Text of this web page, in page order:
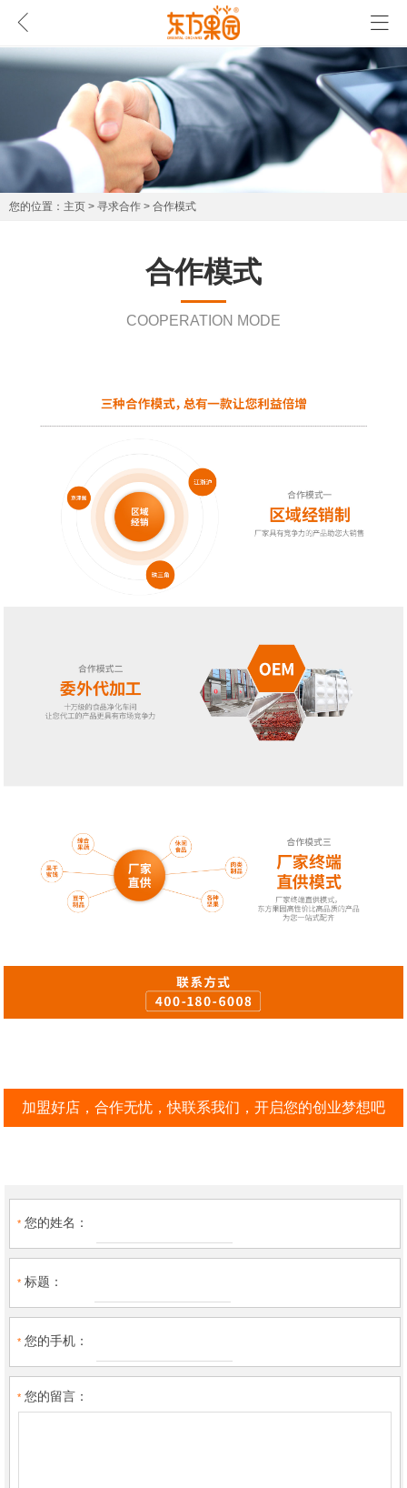

关于我们
寻求合作
产品中心
招聘专区
主页 > 寻求合作 > 合作模式
合作模式
COOPERATION MODE
加盟好店，合作无忧，快联系我们，开启您的创业梦想吧
*您的姓名：
*标题：
*您的手机：
*您的留言：